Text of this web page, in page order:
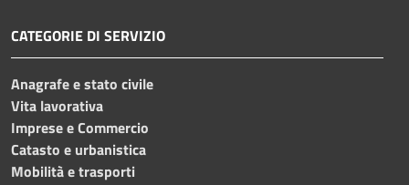
CATEGORIE DI SERVIZIO
Anagrafe e stato civile
Vita lavorativa
Imprese e Commercio
Catasto e urbanistica
Mobilità e trasporti